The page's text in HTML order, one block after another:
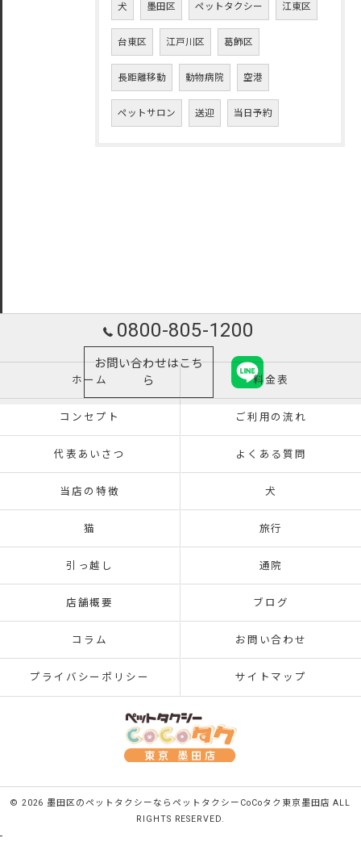
犬 墨田区 ペットタクシー 江東区
台東区 江戸川区 葛飾区
長距離移動 動物病院 空港
ペットサロン 送迎 当日予約
0800-805-1200
お問い合わせはこち
ら
ホーム 料金表
コンセプト ご利用の流れ
代表あいさつ よくある質問
当店の特徴 犬
猫 旅行
引っ越し 通院
店舗概要 ブログ
コラム お問い合わせ
プライバシーポリシー サイトマップ
© 2026 墨田区のペットタクシーならペットタクシーCoCoタク東京墨田店 ALL
RIGHTS RESERVED.